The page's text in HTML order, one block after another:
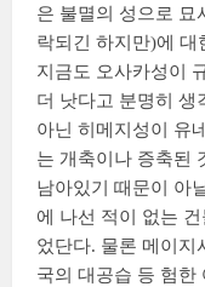
은 불멸의 성으로 묘
락되긴 하지만)에 대
지금도 오사카성이
더 낫다고 분명히 생
아닌 히메지성이 유
는 개축이나 증축된
남아있기 때문이 아
에 나선 적이 없는
었단다. 물론 메이지
국의 대공습 등 험